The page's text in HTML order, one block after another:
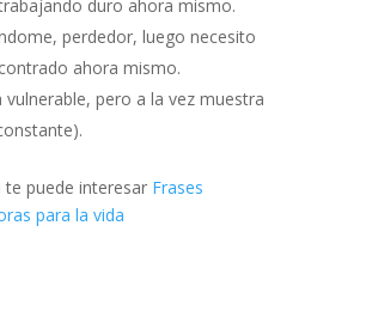
duro ahora mismo.
perdedor, luego necesito
ahora mismo.
vulnerable, pero a la vez muestra
te puede interesar Frases
para la vida